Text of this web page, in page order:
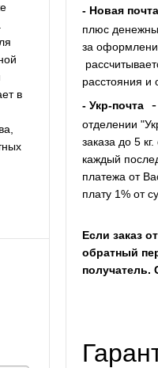
в
- Новая почта
плюс
за
расстояния и
- Укр-почта-
отделении
заказа до 5
каждый
платежа от
плату 1% от
Если заказ
обратный